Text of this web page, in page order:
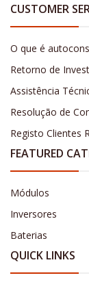
CUSTOMER
O que é
Retorno de
Assistência
Resolução de
Registo Clientes
FEATURED
Módulos
Inversores
Baterias
QUICK LINKS